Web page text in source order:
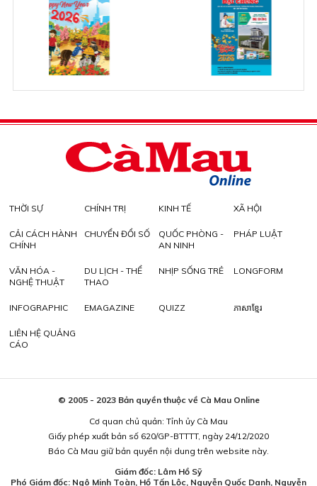
THỜI SỰ CHÍNH TRỊ KINH TẾ XÃ HỘI
CẢI CÁCH HÀNH
CHÍNH
CHUYỂN ĐỔI SỐ
QUỐC PHÒNG -
AN NINH
PHÁP LUẬT
VĂN HÓA -
NGHỆ THUẬT
DU LỊCH - THỂ
THAO
NHỊP SỐNG TRẺ LONGFORM
INFOGRAPHIC EMAGAZINE QUIZZ ភាសាខ្មែរ
LIÊN HỆ QUẢNG
CÁO
© 2005 - 2023 Bản quyền thuộc về Cà Mau Online
Cơ quan chủ quản: Tỉnh ủy Cà Mau
Giấy phép xuất bản số 620/GP-BTTTT, ngày 24/12/2020
Báo Cà Mau giữ bản quyền nội dung trên website này.
Giám đốc: Lâm Hồ Sỹ
Phó Giám đốc: Ngô Minh Toàn, Hồ Tấn Lộc, Nguyễn Quốc Danh, Nguyễn